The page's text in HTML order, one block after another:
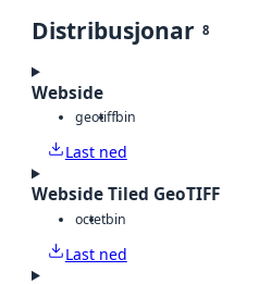
Distribusjonar 8
Webside
geotiffbin
Last ned
Webside Tiled GeoTIFF
octetbin
Last ned